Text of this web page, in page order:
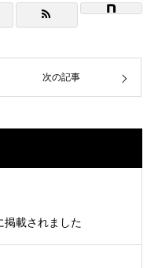
次の記事
掲載されました